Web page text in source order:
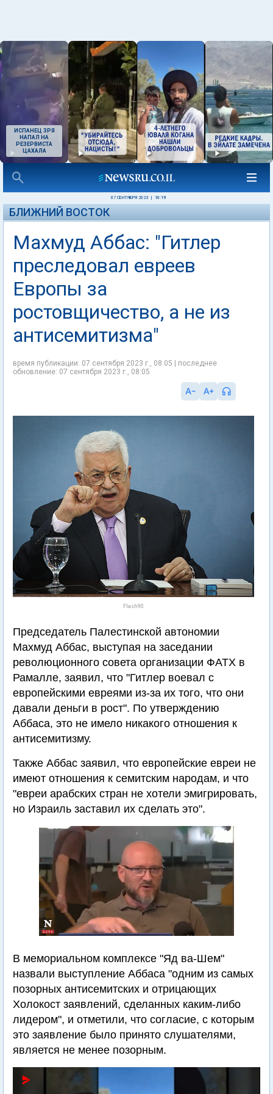
ИСПАНЕЦ ЗРЯ
НАПАЛ НА
РЕЗЕРВИСТА
ЦАХАЛА
07 СЕНТЯБРЯ 2023 10:19
БЛИЖНИЙ ВОСТОК
Махмуд Аббас: "Гитлер
преследовал евреев
Европы за
ростовщичество, а не из
антисемитизма"
время публикации: 07 сентября 2023 г., 08:05 | последнее
обновление: 07 сентября 2023 г., 08:05
Flash90
Председатель Палестинской автономии
Махмуд Аббас, выступая на заседании
революционного совета организации ФАТХ в
Рамалле, заявил, что "Гитлер воевал с
европейскими евреями из-за их того, что они
давали деньги в рост". По утверждению
Аббаса, это не имело никакого отношения к
антисемитизму.
Также Аббас заявил, что европейские евреи не
имеют отношения к семитским народам, и что
"евреи арабских стран не хотели эмигрировать,
но Израиль заставил их сделать это".
В мемориальном комплексе "Яд ва-Шем"
назвали выступление Аббаса "одним из самых
позорных антисемитских и отрицающих
Холокост заявлений, сделанных каким-либо
лидером", и отметили, что согласие, с которым
это заявление было принято слушателями,
является не менее позорным.